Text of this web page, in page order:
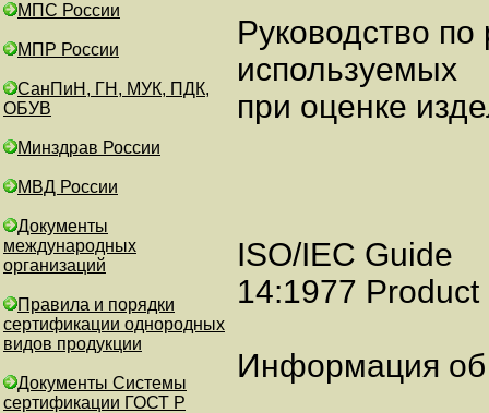
МПС России
МПР России
СанПиН, ГН, МУК, ПДК,
ОБУВ
Минздрав России
МВД России
Документы
международных
организаций
Правила и порядки
сертификации однородных
видов продукции
Документы Системы
сертификации ГОСТ Р
Руководство по
используемых
при оценке
ISO/IEC Guide
14:1977
Информация об